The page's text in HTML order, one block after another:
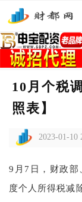
10月个税
照表】
2023-01-10
9月7日，财政部
度个人所得税减